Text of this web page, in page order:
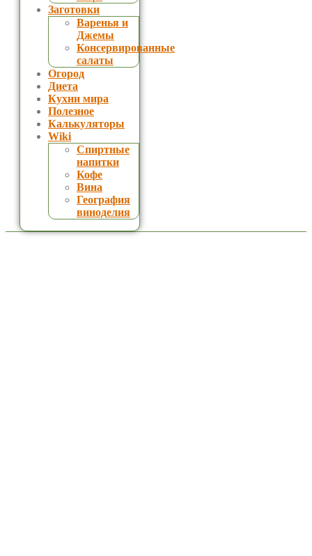
Заготовки
Варенья и
Джемы
Консервированные
салаты
Огород
Диета
Кухни мира
Полезное
Калькуляторы
Wiki
Спиртные
напитки
Кофе
Вина
География
виноделия